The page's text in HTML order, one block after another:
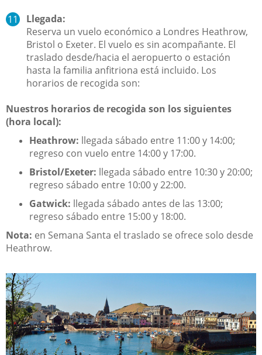
Llegada:
Reserva un vuelo económico a Londres Heathrow,
Bristol o Exeter. El vuelo es sin acompañante. El
traslado desde/hacia el aeropuerto o estación
hasta la familia anfitriona está incluido. Los
horarios de recogida son:
Nuestros horarios de recogida son los siguientes
(hora local):
Heathrow: llegada sábado entre 11:00 y 14:00;
regreso con vuelo entre 14:00 y 17:00.
Bristol/Exeter: llegada sábado entre 10:30 y 20:00;
regreso sábado entre 10:00 y 22:00.
Gatwick: llegada sábado antes de las 13:00;
regreso sábado entre 15:00 y 18:00.
Nota: en Semana Santa el traslado se ofrece solo desde
Heathrow.